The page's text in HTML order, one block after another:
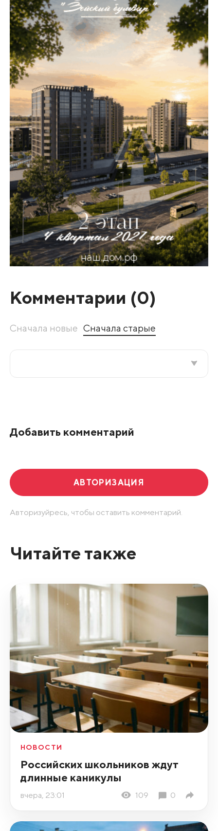
Комментарии (0)
Сначала новые Сначала старые
Добавить комментарий
АВТОРИЗАЦИЯ
Авторизуйресь, чтобы оставить комментарий.
Читайте также
НОВОСТИ
Российских школьников ждут
длинные каникулы
вчера, 23:01 109 0